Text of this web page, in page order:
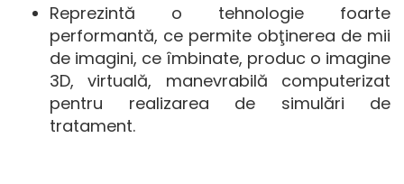
Reprezintă o tehnologie foarte
performantă, ce permite obţinerea de mii
de imagini, ce îmbinate, produc o imagine
3D, virtuală, manevrabilă computerizat
pentru realizarea de simulări de
tratament.